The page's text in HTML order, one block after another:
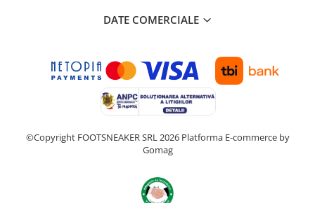
DATE COMERCIALE
©Copyright FOOTSNEAKER SRL 2026 Platforma E-commerce by
Gomag